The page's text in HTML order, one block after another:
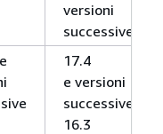
versioni
successive
17.4
e versioni
successive,
16.3